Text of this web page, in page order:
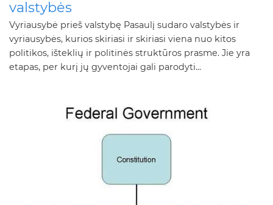
valstybės
Vyriausybė prieš valstybę Pasaulį sudaro valstybės ir
vyriausybės, kurios skiriasi ir skiriasi viena nuo kitos
politikos, išteklių ir politinės struktūros prasme. Jie yra
etapas, per kurį jų gyventojai gali parodyti...